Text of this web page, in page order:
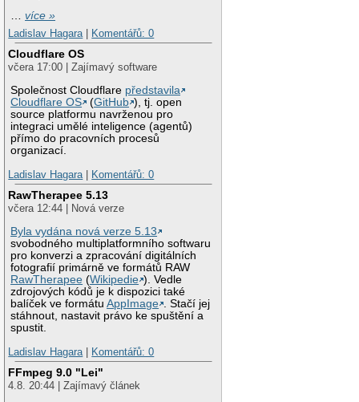
…více »
Ladislav Hagara
Komentářů: 0
Cloudflare OS
včera 17:00 | Zajímavý software
Společnost Cloudflare představila
Cloudflare OS
(GitHub ), tj. open
source platformu navrženou pro
integraci umělé inteligence (agentů)
přímo do pracovních procesů
organizací.
Ladislav Hagara
Komentářů: 0
RawTherapee 5.13
včera 12:44 | Nová verze
Byla vydána nová verze 5.13
svobodného multiplatformního softwaru
pro konverzi a zpracování digitálních
fotografií primárně ve formátů RAW
RawTherapee (Wikipedie ). Vedle
zdrojových kódů je k dispozici také
balíček ve formátuAppImage . Stačí jej
stáhnout, nastavit právo ke spuštění a
spustit.
Ladislav Hagara
Komentářů: 0
FFmpeg 9.0 "Lei"
4.8. 20:44 | Zajímavý článek